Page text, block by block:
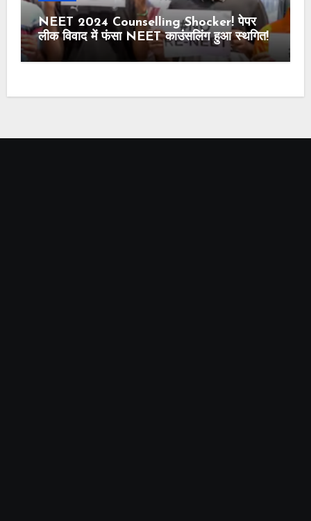
NEET 2024 Counselling Shocker! पेपर
लीक विवाद में फंसा NEET काउंसलिंग हुआ स्थगित!